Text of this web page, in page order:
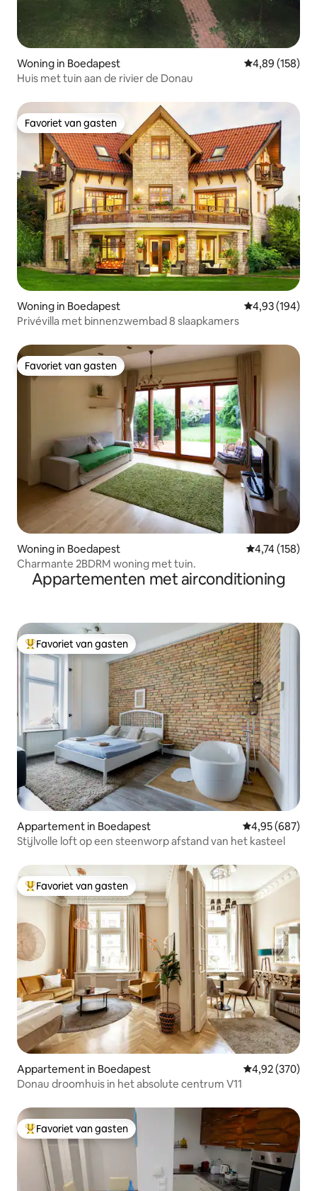
Woning in Boedapest Gemiddelde
4,89 (158)
Huis met tuin aan de rivier de Donau
Favoriet van gasten
Favoriet van gasten
Woning in Boedapest Gemiddelde
4,93 (194)
Privévilla met binnenzwembad 8 slaapkamers
Favoriet van gasten
Favoriet van gasten
Woning in Boedapest Gemiddelde
4,74 (158)
Charmante 2BDRM woning met tuin.
Appartementen met airconditioning
Topfavoriet van gasten
Favoriet van gasten
Appartement in Boedapest Gemiddelde
4,95 (687)
Stijlvolle loft op een steenworp afstand van het kasteel
Topfavoriet van gasten
Favoriet van gasten
Appartement in Boedapest Gemiddelde
4,92 (370)
Donau droomhuis in het absolute centrum V11
Topfavoriet van gasten
Favoriet van gasten